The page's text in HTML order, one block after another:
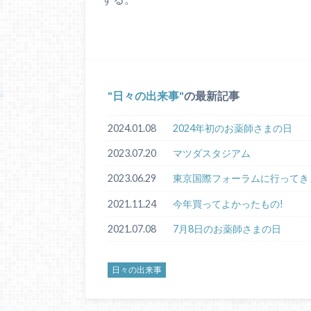
日々の出来事 の最新記事
2024.01.08 2024年初のお薬師さまの日
2023.07.20 マツダスタジアム
2023.06.29 東京国際フォーラムに行って
2021.11.24 今年買ってよかったもの!
2021.07.08 7月8日のお薬師さまの日
日々の出来事